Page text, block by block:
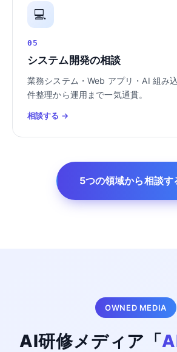
💻
05
システム開発の相談
業務システム・Web アプリ・AI 組み
件整理から運用まで一気通貫。
相談する →
5つの領域から相談す
OWNED MEDIA
AI研修メディア「